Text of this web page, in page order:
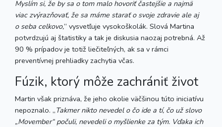
Myslím si, že by sa o tom malo hovoriť častejšie a najmä
viac zvýrazňovať, že sa máme starať o svoje zdravie ale aj
o seba celkovo,“ vysvetľuje vysokoškolák. Slová Martina
potvrdzujú aj štatistiky a tak je diskusia naozaj potrebná. Až
90 % prípadov je totiž liečiteľných, ak sa v rámci
preventívnej prehliadky zachytia včas.
Fúzik, ktorý môže zachrániť život
Martin však priznáva, že jeho okolie väčšinou túto iniciatívu
nepoznalo. „Takmer nikto nevedel o čo ide a tí, čo už slovo
„Movember“ počuli, nevedeli o myšlienke za tým. Vďaka ich